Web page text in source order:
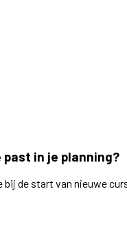
past in je planning?
bij de start van nieuwe